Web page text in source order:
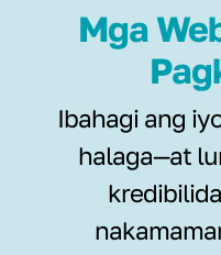
Mga
Ibahagi ang
halaga—at